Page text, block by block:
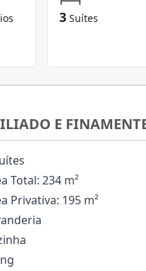
3 Suítes
E
Total: 234 m²
Privativa: 195 m²